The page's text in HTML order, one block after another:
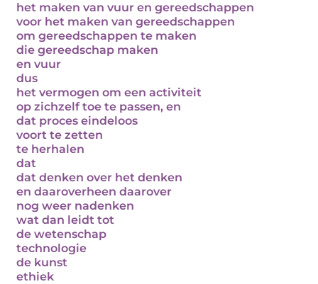
het maken van vuur en gereedschappen
voor het maken van gereedschappen
om gereedschappen te maken
die gereedschap maken
en vuur
dus
het vermogen om een activiteit
op zichzelf toe te passen, en
dat proces eindeloos
voort te zetten
te herhalen
dat
dat denken over het denken
en daaroverheen daarover
nog weer nadenken
wat dan leidt tot
de wetenschap
technologie
de kunst
ethiek